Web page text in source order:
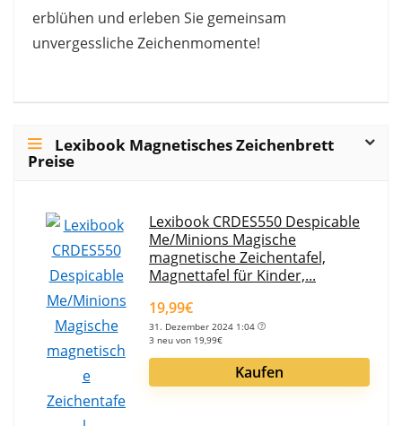
erblühen und erleben Sie gemeinsam
unvergessliche Zeichenmomente!
Lexibook Magnetisches Zeichenbrett
Preise
Lexibook CRDES550 Despicable
Me/Minions Magische
magnetische Zeichentafel,
Magnettafel für Kinder,...
19,99€
31. Dezember 2024 1:04
3 neu von 19,99€
Kaufen